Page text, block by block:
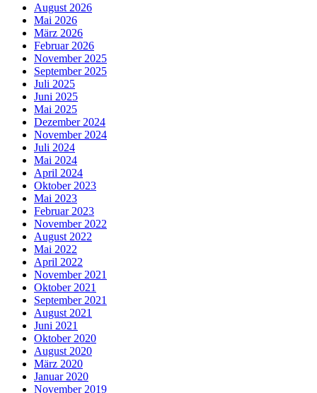
August 2026
Mai 2026
März 2026
Februar 2026
November 2025
September 2025
Juli 2025
Juni 2025
Mai 2025
Dezember 2024
November 2024
Juli 2024
Mai 2024
April 2024
Oktober 2023
Mai 2023
Februar 2023
November 2022
August 2022
Mai 2022
April 2022
November 2021
Oktober 2021
September 2021
August 2021
Juni 2021
Oktober 2020
August 2020
März 2020
Januar 2020
November 2019